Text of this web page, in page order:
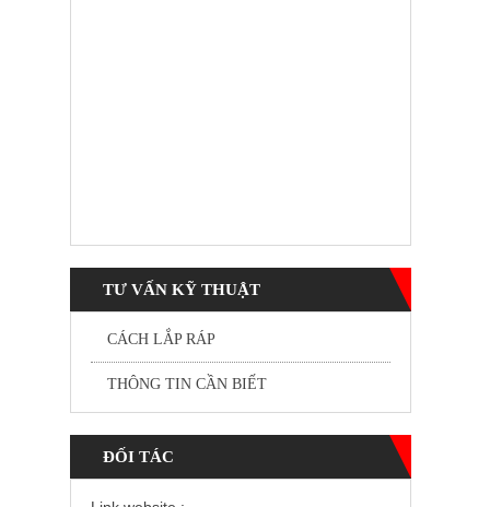
TƯ VẤN KỸ THUẬT
CÁCH LẮP RÁP
THÔNG TIN CẦN BIẾT
ĐỐI TÁC